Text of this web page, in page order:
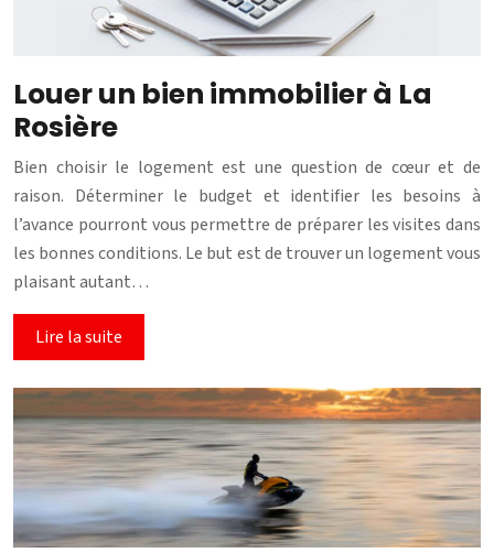
Louer un bien immobilier à La
Rosière
Bien choisir le logement est une question de cœur et de
raison. Déterminer le budget et identifier les besoins à
l’avance pourront vous permettre de préparer les visites dans
les bonnes conditions. Le but est de trouver un logement vous
plaisant autant…
Lire la suite